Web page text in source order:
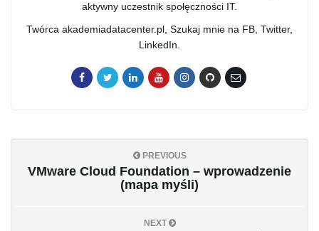
aktywny uczestnik społęczności IT.
Twórca akademiadatacenter.pl, Szukaj mnie na FB, Twitter,
LinkedIn.
PREVIOUS
VMware Cloud Foundation – wprowadzenie
(mapa myśli)
NEXT